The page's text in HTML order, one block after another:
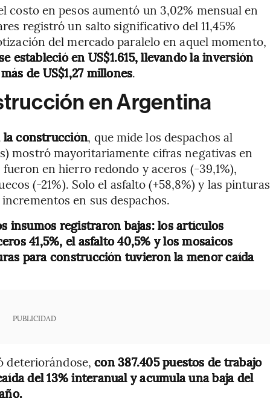
en pesos aumentó un 3,02% mensual en
registró un salto significativo del 11,45%
del mercado paralelo en aquel momento,
estableció en US$1.615, llevando la inversión
de US$1,27 millones.
en Argentina
la construcción, que mide los despachos al
mostró mayoritariamente cifras negativas en
en hierro redondo y aceros (-39,1%),
(-21%). Solo el asfalto (+58,8%) y las pinturas
en sus despachos.
insumos registraron bajas: los artículos
41,5%, el asfalto 40,5% y los mosaicos
para construcción tuvieron la menor caída
PUBLICIDAD
deteriorándose, con 387.405 puestos de trabajo
del 13% interanual y acumula una baja del